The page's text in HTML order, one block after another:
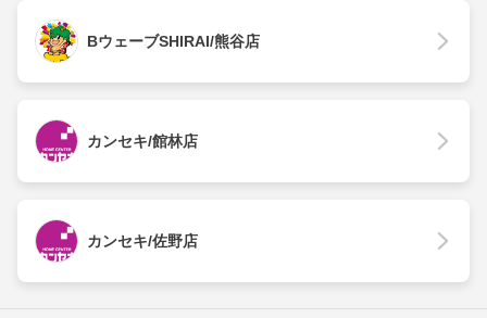
BウェーブSHIRAI/熊谷店
カンセキ/館林店
カンセキ/佐野店